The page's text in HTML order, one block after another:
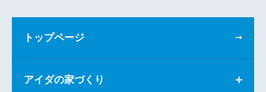
トップページ
アイダの家づくり